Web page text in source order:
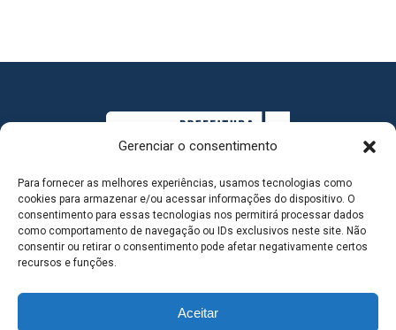
Gerenciar o consentimento
Para fornecer as melhores experiências, usamos tecnologias como
cookies para armazenar e/ou acessar informações do dispositivo. O
consentimento para essas tecnologias nos permitirá processar dados
como comportamento de navegação ou IDs exclusivos neste site. Não
consentir ou retirar o consentimento pode afetar negativamente certos
recursos e funções.
Aceitar
MAPA DO SITE